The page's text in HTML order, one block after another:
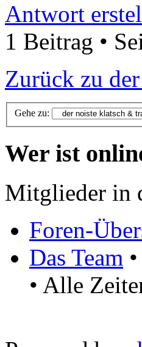
Antwort
1 Beitrag •
Zurück zu
Gehe zu:
Wer ist
Mitglieder in
Foren-
Das Team •
• Alle